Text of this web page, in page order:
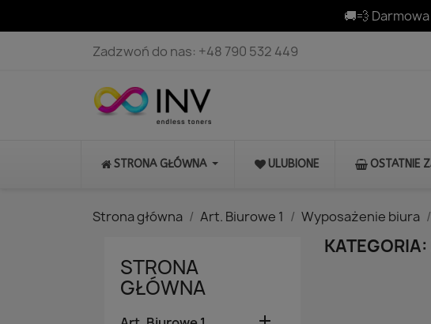
🚚💨
Zadzwoń do nas: +48 790 532 449
STRONA GŁÓWNA ULUBIONE OSTATNIE
Strona główna Art. Biurowe 1 Wyposażenie biura
STRONA
GŁÓWNA